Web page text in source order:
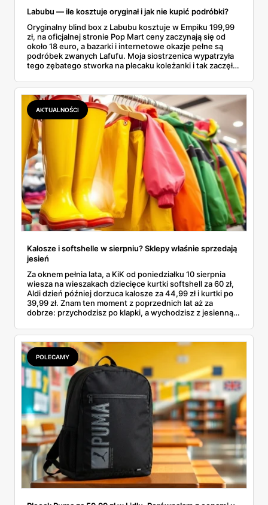
Labubu — ile kosztuje oryginał i jak nie kupić podróbki?
Oryginalny blind box z Labubu kosztuje w Empiku 199,99
zł, na oficjalnej stronie Pop Mart ceny zaczynają się od
około 18 euro, a bazarki i internetowe okazje pełne są
podróbek zwanych Lafufu. Moja siostrzenica wypatrzyła
tego zębatego stworka na plecaku koleżanki i tak zaczęło
kosztuje i po czym poznać, że sprzedawca nie wciska nam
podróbki. Spisałam wszystko, czego się dowiedziałam —
łącznie z jedną wpadką, o której za chwilę.
AKTUALNOŚCI
Kalosze i softshelle w sierpniu? Sklepy właśnie sprzedają
jesień
Za oknem pełnia lata, a KiK od poniedziałku 10 sierpnia
wiesza na wieszakach dziecięce kurtki softshell za 60 zł,
Aldi dzień później dorzuca kalosze za 44,99 zł i kurtki po
39,99 zł. Znam ten moment z poprzednich lat aż za
dobrze: przychodzisz po klapki, a wychodzisz z jesienną
pojawi się w gazetkach w przyszłym tygodniu i czy jest
sens kupować jesień, zanim skończą się wakacje.
POLECAMY